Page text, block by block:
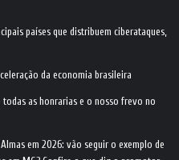
países que distribuem ciberataques,
da economia brasileira
todas as honrarias e o nosso frevo no
em 2026: vão seguir o exemplo de